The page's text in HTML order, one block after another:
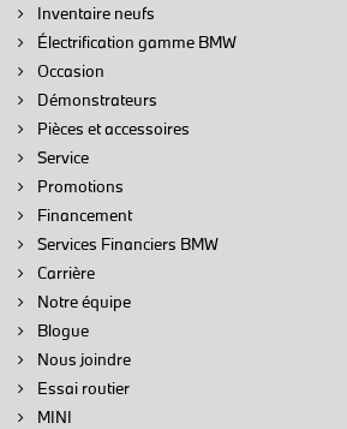
Inventaire neufs
Électrification gamme BMW
Occasion
Démonstrateurs
Pièces et accessoires
Service
Promotions
Financement
Services Financiers BMW
Carrière
Notre équipe
Blogue
Nous joindre
Essai routier
MINI